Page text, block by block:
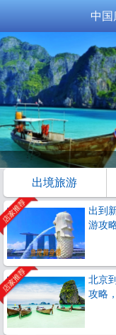
中国
塞班岛
出境旅游
出到
游攻
北京
攻略